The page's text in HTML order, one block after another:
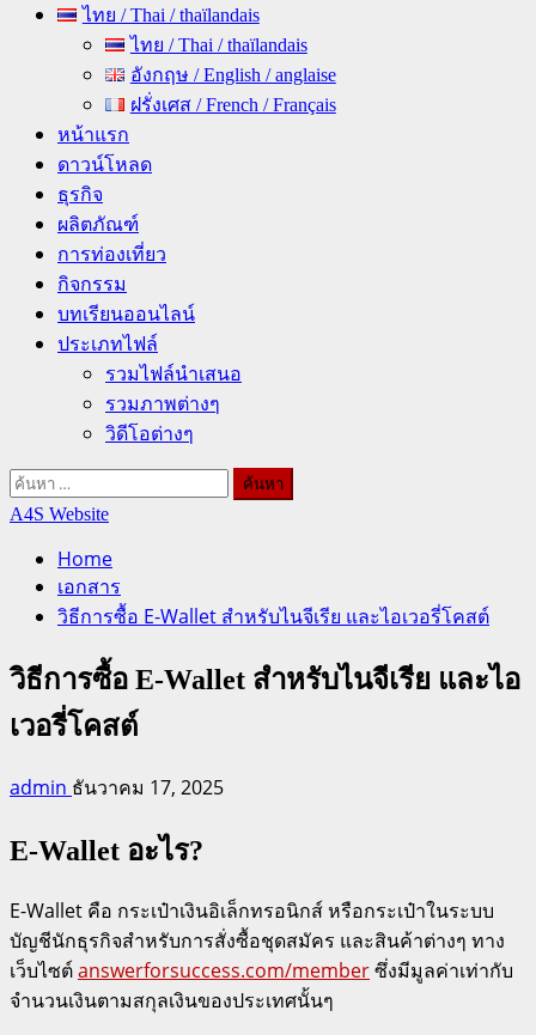
Primary ไทย / Thai / thaïlandais
ไทย / Thai / thaïlandais
อังกฤษ / English / anglaise
ฝรั่งเศส / French / Français
หน้าแรก
ดาวน์โหลด
ธุรกิจ
ผลิตภัณฑ์
การท่องเที่ยว
กิจกรรม
บทเรียนออนไลน์
ประเภทไฟล์
รวมไฟล์นำเสนอ
รวมภาพต่างๆ
วิดีโอต่างๆ
ค้นหา
สำหรับ:
A4S Website
Home
เอกสาร
วิธีการซื้อ E-Wallet สำหรับไนจีเรีย และไอเวอรี่โคสต์
วิธีการซื้อ E-Wallet สำหรับไนจีเรีย และไอ
เวอรี่โคสต์
admin ธันวาคม 17, 2025
E-Wallet อะไร?
E-Wallet คือ กระเป๋าเงินอิเล็กทรอนิกส์ หรือกระเป๋าในระบบ
บัญชีนักธุรกิจสำหรับการสั่งซื้อชุดสมัคร และสินค้าต่างๆ ทาง
เว็บไซต์answerforsuccess.com/memberซึ่งมีมูลค่าเท่ากับ
จำนวนเงินตามสกุลเงินของประเทศนั้นๆ